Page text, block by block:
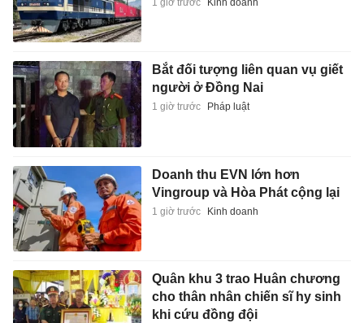
Bắt đối tượng liên quan vụ giết
người ở Đồng Nai
1 giờ trước Pháp luật
Doanh thu EVN lớn hơn
Vingroup và Hòa Phát cộng lại
1 giờ trước Kinh doanh
Quân khu 3 trao Huân chương
cho thân nhân chiến sĩ hy sinh
khi cứu đồng đội